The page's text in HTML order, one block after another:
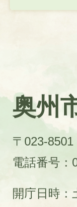
奥州
〒023-
電話番号：
開庁日時